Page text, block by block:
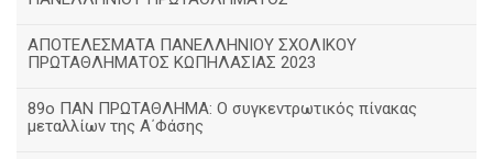
ΑΠΟΤΕΛΕΣΜΑΤΑ ΠΑΝΕΛΛΗΝΙΟΥ ΣΧΟΛΙΚΟΥ
ΠΡΩΤΑΘΛΗΜΑΤΟΣ ΚΩΠΗΛΑΣΙΑΣ 2023
89ο ΠΑΝ ΠΡΩΤΑΘΛΗΜΑ: Ο συγκεντρωτικός πίνακας
μεταλλίων της Α΄Φάσης